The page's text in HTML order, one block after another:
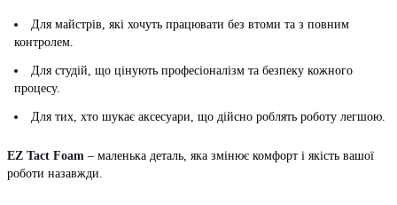
Для майстрів, які хочуть працювати без втоми та з повним
контролем.
Для студій, що цінують професіоналізм та безпеку кожного
процесу.
Для тих, хто шукає аксесуари, що дійсно роблять роботу легшою.
EZ Tact Foam – маленька деталь, яка змінює комфорт і якість вашої
роботи назавжди.